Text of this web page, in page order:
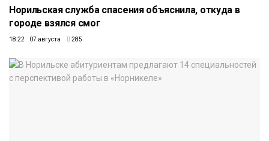
Норильская служба спасения объяснила, откуда в
городе взялся смог
18:22 07 августа 285